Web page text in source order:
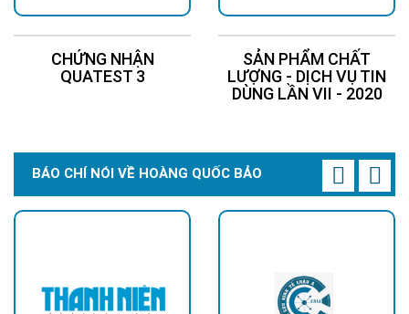
CHỨNG NHẬN
QUATEST 3
SẢN PHẨM CHẤT
LƯỢNG - DỊCH VỤ TIN
DÙNG LẦN VII - 2020
BÁO CHÍ NÓI VỀ HOÀNG QUỐC BẢO